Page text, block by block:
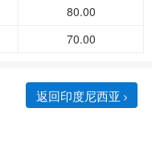
80.00
70.00
返回印度尼西亚